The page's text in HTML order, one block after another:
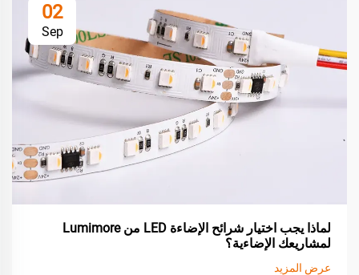
02
Sep
لماذا يجب اختيار شرائح الإضاءة LED من Lumimore
لمشاريعك الإضاءية؟
عرض المزيد